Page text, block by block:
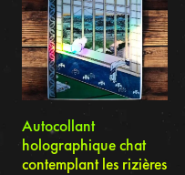
Autocollant
holographique chat
contemplant les rizières